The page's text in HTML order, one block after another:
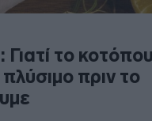
το
πριν το